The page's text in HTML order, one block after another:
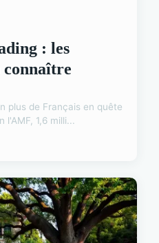
: les
connaître
plus de Français en quête
l'AMF, 1,6 milli...